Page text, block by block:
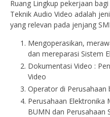
Ruang Lingkup pekerjaan
Teknik Audio Video adalah
yang relevan pada jenjang
Mengoperasikan,
dan mereparasi Sistem
Dokumentasi Video :
Video
Operator di Perusahaan
Perusahaan Elektronika
BUMN dan Perusahaan